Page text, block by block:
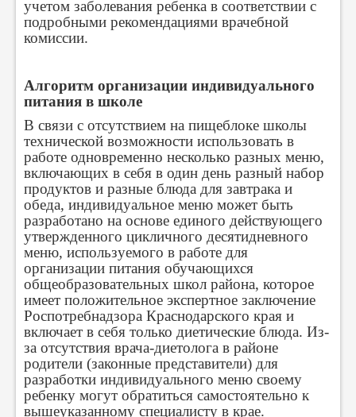
учетом заболевания ребенка в соответствии с
подробными рекомендациями врачебной
комиссии.
Алгоритм организации индивидуального
питания в школе
В связи с отсутствием на пищеблоке школы
технической возможности использовать в
работе одновременно несколько разных меню,
включающих в себя в один день разный набор
продуктов и разные блюда для завтрака и
обеда, индивидуальное меню может быть
разработано на основе единого действующего
утвержденного цикличного десятидневного
меню, используемого в работе для
организации питания обучающихся
общеобразовательных школ района, которое
имеет положительное экспертное заключение
Роспотребнадзора Краснодарского края и
включает в себя только диетические блюда. Из-
за отсутствия врача-диетолога в районе
родители (законные представители) для
разработки индивидуального меню своему
ребенку могут обратиться самостоятельно к
вышеуказанному специалисту в крае.